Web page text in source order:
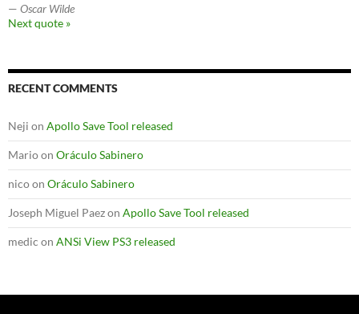
— Oscar Wilde
Next quote »
RECENT COMMENTS
Neji on Apollo Save Tool released
Marioon Oráculo Sabinero
nicoon Oráculo Sabinero
Joseph Miguel Paezon Apollo Save Tool released
medic on ANSi View PS3 released